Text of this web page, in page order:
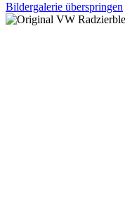
Bildergalerie überspringen